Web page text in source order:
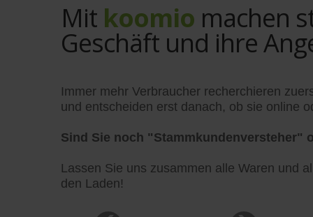
Mit koomio machen
Geschäft und ihre
Immer mehr Verbraucher recherchieren
und entscheiden erst danach, ob sie online
Sind Sie noch "Stammkundenversteher"
Lassen Sie uns zusammen alle Waren und
den Laden!